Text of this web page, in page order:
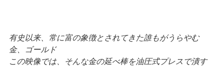
有史以来、常に富の象徴とされてきた誰もがうらやむ
金、ゴールド
この映像では、そんな金の延べ棒を油圧式プレスで潰す